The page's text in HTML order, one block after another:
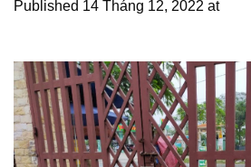
Published 14 Tháng 12, 2022 at